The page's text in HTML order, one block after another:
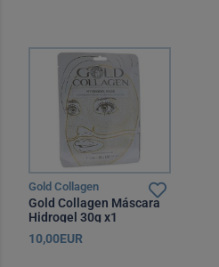
Gold Collagen
Gold Collagen Máscara
Hidrogel 30g x1
10,00EUR